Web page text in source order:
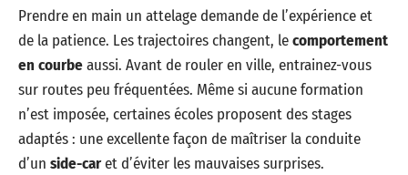
Prendre en main un attelage demande de l’expérience et
de la patience. Les trajectoires changent, lecomportement
en courbeaussi. Avant de rouler en ville, entrainez-vous
sur routes peu fréquentées. Même si aucune formation
n’est imposée, certaines écoles proposent des stages
adaptés : une excellente façon de maîtriser la conduite
d’un side-caret d’éviter les mauvaises surprises.